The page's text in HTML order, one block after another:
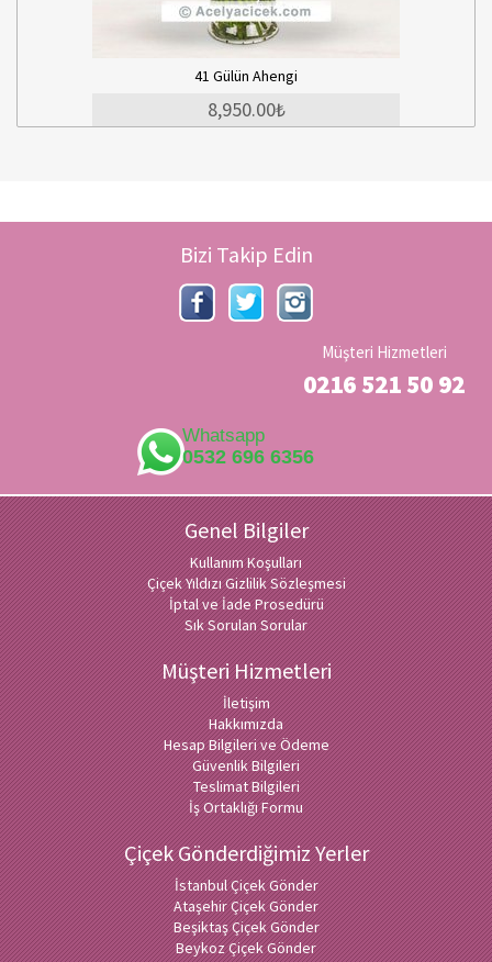
Bizi Takip Edin
Müşteri Hizmetleri
0216 521 50 92
Whatsapp
0532 696 6356
Genel Bilgiler
Kullanım Koşulları
Çiçek Yıldızı Gizlilik Sözleşmesi
İptal ve İade Prosedürü
Sık Sorulan Sorular
Müşteri Hizmetleri
İletişim
Hakkımızda
Hesap Bilgileri ve Ödeme
Güvenlik Bilgileri
Teslimat Bilgileri
İş Ortaklığı Formu
Çiçek Gönderdiğimiz Yerler
İstanbul Çiçek Gönder
Ataşehir Çiçek Gönder
Beşiktaş Çiçek Gönder
Beykoz Çiçek Gönder